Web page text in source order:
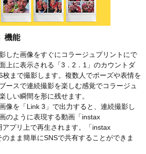
機能
した画像をすぐにコラージュプリントにで
上に表示される「3．2．1」のカウントダ
枚まで撮影します。複数人でポーズや表情を
ースで連続撮影を楽しむ感覚でコラージュ
しい瞬間を形に残せます。
像を「Link 3」で出力すると、連続撮影し
のように表現する動画「instax
プリ上で再生されます。「instax
まま簡単にSNSで共有することができま